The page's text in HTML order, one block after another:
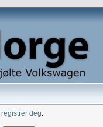
registrer deg